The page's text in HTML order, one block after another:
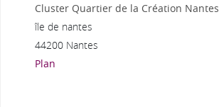
Cluster Quartier de la Création Nantes
île de nantes
44200 Nantes
Plan